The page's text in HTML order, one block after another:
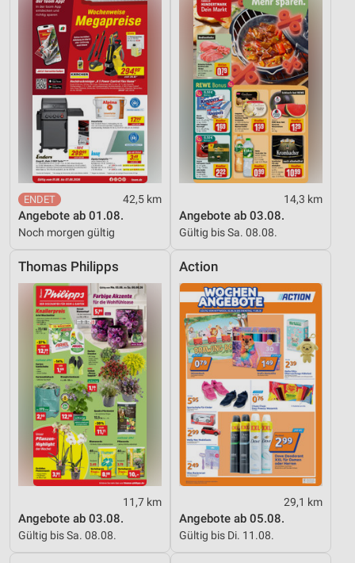
42,5 km
Angebote ab 01.08.
Noch morgen gültig
14,3 km
Angebote ab 03.08.
Gültig bis Sa. 08.08.
Thomas Philipps
11,7 km
Angebote ab 03.08.
Gültig bis Sa. 08.08.
Action
29,1 km
Angebote ab 05.08.
Gültig bis Di. 11.08.